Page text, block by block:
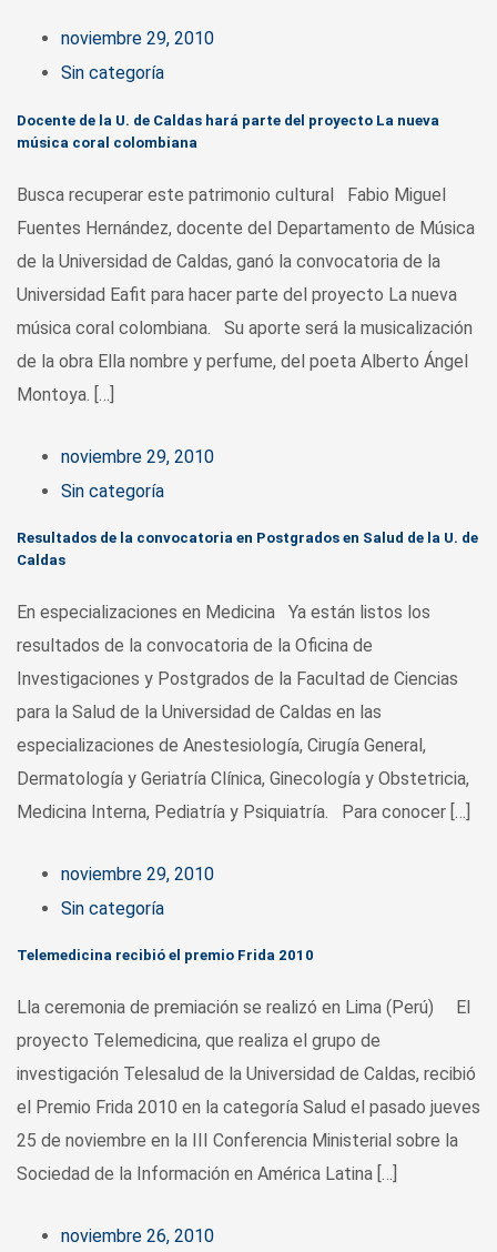
noviembre 29, 2010
Sin categoría
Docente de la U. de Caldas hará parte del proyecto La nueva
música coral colombiana
Busca recuperar este patrimonio cultural Fabio Miguel
Fuentes Hernández, docente del Departamento de Música
de la Universidad de Caldas, ganó la convocatoria de la
Universidad Eafit para hacer parte del proyecto La nueva
música coral colombiana. Su aporte será la musicalización
de la obra Ella nombre y perfume, del poeta Alberto Ángel
Montoya. […]
noviembre 29, 2010
Sin categoría
Resultados de la convocatoria en Postgrados en Salud de la U. de
Caldas
En especializaciones en Medicina Ya están listos los
resultados de la convocatoria de la Oficina de
Investigaciones y Postgrados de la Facultad de Ciencias
para la Salud de la Universidad de Caldas en las
especializaciones de Anestesiología, Cirugía General,
Dermatología y Geriatría Clínica, Ginecología y Obstetricia,
Medicina Interna, Pediatría y Psiquiatría. Para conocer […]
noviembre 29, 2010
Sin categoría
Telemedicina recibió el premio Frida 2010
Lla ceremonia de premiación se realizó en Lima (Perú) El
proyecto Telemedicina, que realiza el grupo de
investigación Telesalud de la Universidad de Caldas, recibió
el Premio Frida 2010 en la categoría Salud el pasado jueves
25 de noviembre en la III Conferencia Ministerial sobre la
Sociedad de la Información en América Latina […]
noviembre 26, 2010